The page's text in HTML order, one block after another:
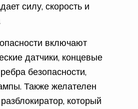
силу, скорость и
включают
датчики, концевые
безопасности,
Также желателен
который